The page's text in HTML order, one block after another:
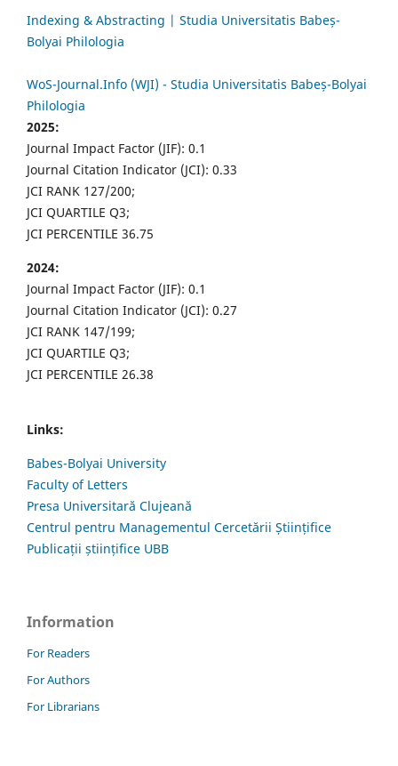
Indexing & Abstracting | Studia Universitatis Babeș-
Bolyai Philologia
WoS-Journal.Info (WJI) - Studia Universitatis Babeș-Bolyai
Philologia
2025:
Journal Impact Factor (JIF): 0.1
Journal Citation Indicator (JCI): 0.33
JCI RANK 127/200;
JCI QUARTILE Q3;
JCI PERCENTILE 36.75
2024:
Journal Impact Factor (JIF): 0.1
Journal Citation Indicator (JCI): 0.27
JCI RANK 147/199;
JCI QUARTILE Q3;
JCI PERCENTILE 26.38
Links:
Babes-Bolyai University
Faculty of Letters
Presa Universitară Clujeană
Centrul pentru Managementul Cercetării Științifice
Publicații științifice UBB
Information
For Readers
For Authors
For Librarians